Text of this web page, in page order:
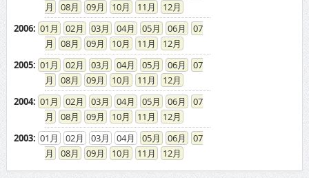
08
09 10 11
12
2006: 01 02 03 04 05 06
07
08
09 10 11
12
2005: 01 02 03 04 05 06
07
08
09 10 11
12
2004: 01 02 03 04 05 06
07
08
09 10 11
12
2003: 01 02 03 04 05 06
07
08
09 10 11 12